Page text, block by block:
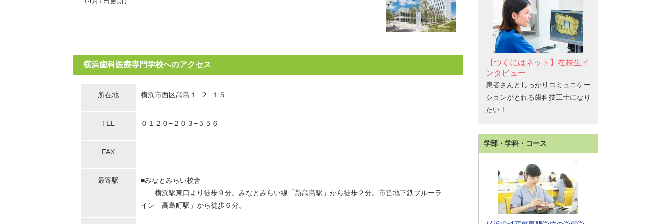
横浜歯科医療専門学校へのアクセス
所在地 横浜市西区高島１−２−１５
TEL ０１２０−２０３−５５６
FAX
最寄駅
■みなとみらい校舎
横浜駅東口より徒歩９分。みなとみらい線「新高島駅」から徒歩２分。市営地下鉄ブルーラ
イン「高島町駅」から徒歩６分。
【つくにはネット】在校生イ
ンタビュー
患者さんとしっかりコミュニケー
ションがとれる歯科技工士になり
たい！
学部・学科・コース